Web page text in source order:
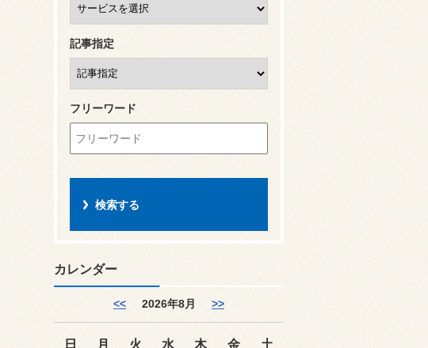
記事指定
フリーワード
カレンダー
<< 2026年8月 >>
日 月 火 水 木 金
土